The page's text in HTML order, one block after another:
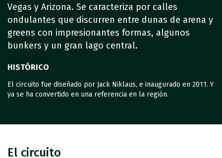
Vegas y Arizona. Se caracteriza por calles
ondulantes que discurren entre dunas de arena y
greens con impresionantes formas, algunos
bunkers y un gran lago central.
HISTÓRICO
El circuito fue diseñado por Jack Niklaus, e inaugurado en 2011. Y
ya se ha convertido en una referencia en la región.
El circuito